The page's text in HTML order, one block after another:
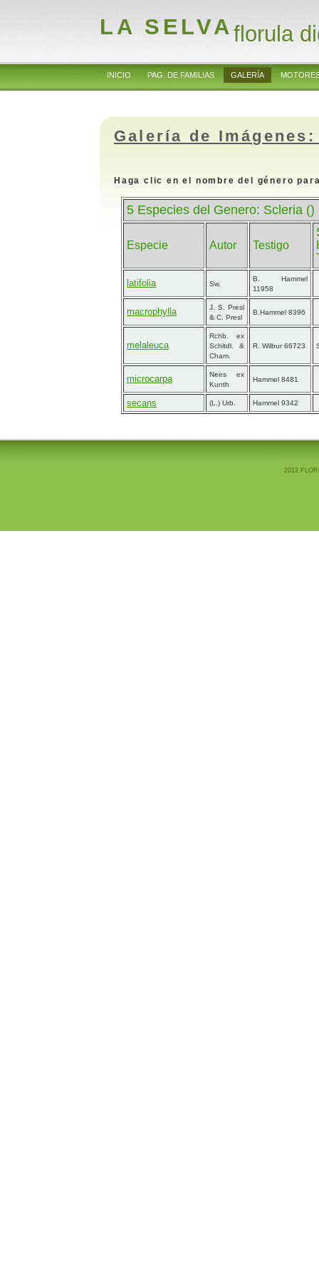
LA SELVAflorula
INICIO PAG. DE FAMILIAS GALERÍA
Galería de
Haga clic en el nombre del género
5 Especies del Genero: Scleria ()
Especie Autor Testigo
latifolia Sw.
B. Hammel
11958
macrophylla
J. S. Presl
& C. Presl
B.Hammel 8396
melaleuca
Rchb. ex
Schltdl. &
Cham.
R. Wilbur 66723
microcarpa
Nees ex
Kunth
Hammel 8481
secans (L.) Urb. Hammel 9342
2012